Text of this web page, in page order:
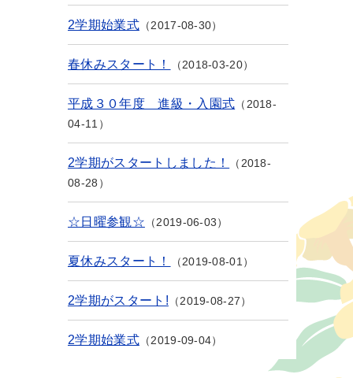
2学期始業式 2017-08-30
春休みスタート！ 2018-03-20
平成３０年度 進級・入園式
2018-
04-11
2学期がスタートしました！
2018-
08-28
☆日曜参観☆ 2019-06-03
夏休みスタート！ 2019-08-01
2学期がスタート! 2019-08-27
2学期始業式 2019-09-04